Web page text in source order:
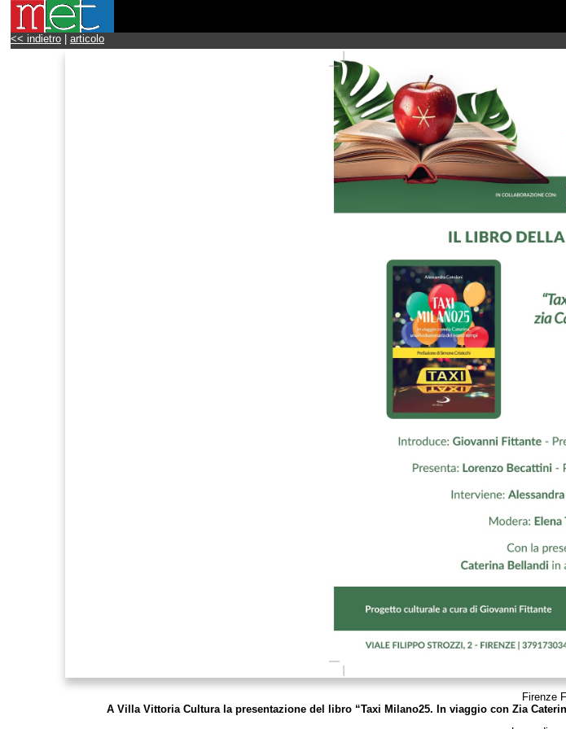
<< indietro articolo
Firenze
A Villa Vittoria Cultura la presentazione del libro “Taxi Milano25. In viaggio con Zia